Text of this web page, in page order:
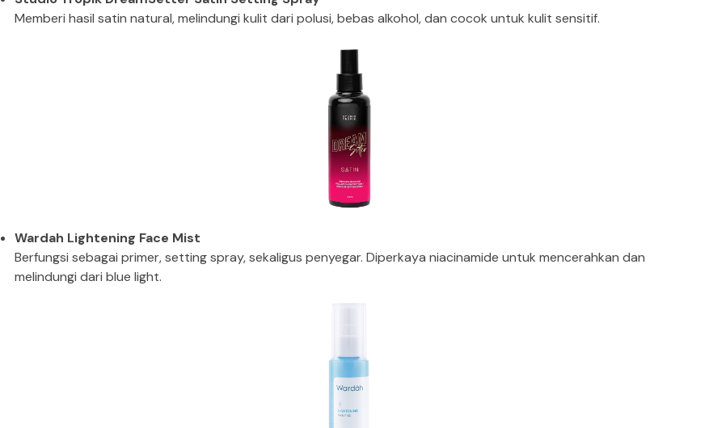
Memberi hasil satin natural, melindungi kulit dari polusi, bebas alkohol, dan cocok untuk kulit sensitif.
Wardah Lightening Face Mist
Berfungsi sebagai primer, setting spray, sekaligus penyegar. Diperkaya niacinamide untuk mencerahkan dan
melindungi dari blue light.